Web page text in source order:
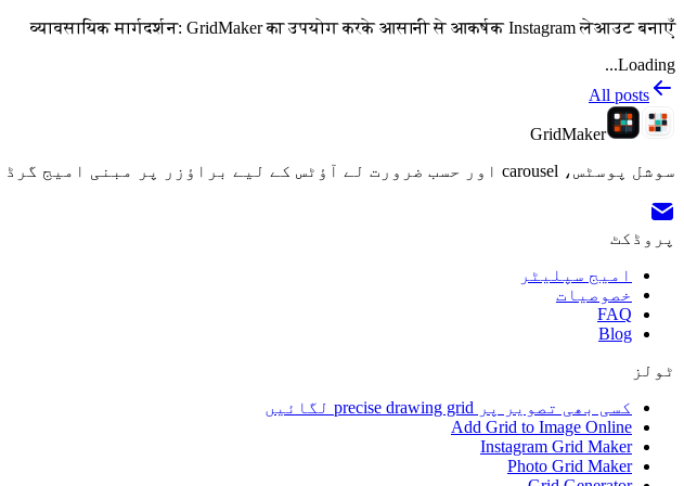
व्यावसायिक मार्गदर्शन: GridMaker का उपयोग करके आसानी से आकर्षक Instagram लेआउट बनाएँ
Loading...
All posts
GridMaker
سوشل پوسٹس، carousel اور حسب ضرورت لے آؤٹس کے لیے براؤزر پر مبنی امیج گرڈ سپلیٹر۔
پروڈکٹ
امیج سپلیٹر
خصوصیات
FAQ
Blog
ٹولز
کسی بھی تصویر پر precise drawing grid لگائیں
Add Grid to Image Online
Instagram Grid Maker
Photo Grid Maker